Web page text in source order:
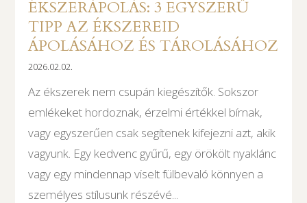
ÉKSZERÁPOLÁS: 3 EGYSZERŰ
TIPP AZ ÉKSZEREID
ÁPOLÁSÁHOZ ÉS TÁROLÁSÁHOZ
2026.02.02.
Az ékszerek nem csupán kiegészítők. Sokszor
emlékeket hordoznak, érzelmi értékkel bírnak,
vagy egyszerűen csak segítenek kifejezni azt, akik
vagyunk. Egy kedvenc gyűrű, egy örökölt nyaklánc
vagy egy mindennap viselt fülbevaló könnyen a
személyes stílusunk részévé...